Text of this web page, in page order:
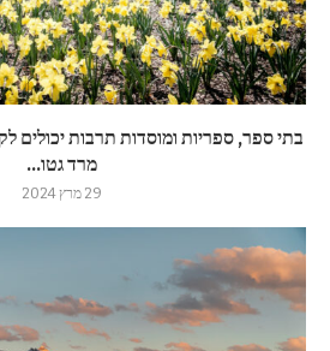
בתי ספר, ספריות ומוסדות תרבות יכולים
מרד גטו...
29 מרץ 2024